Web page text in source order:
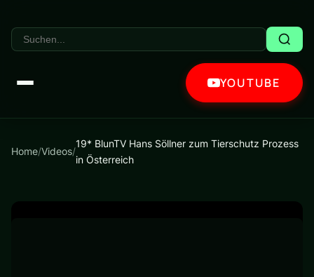
YOUTUBE
Home/Videos/
19* BlunTV Hans Söllner zum Tierschutz Prozess
in Österreich